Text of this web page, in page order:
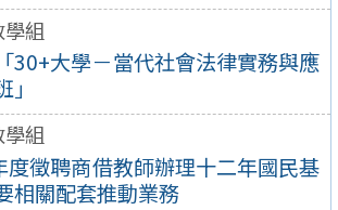
學組
30+大學－當代社會法律實務與應
學組
度徵聘商借教師辦理十二年國民基
相關配套推動業務